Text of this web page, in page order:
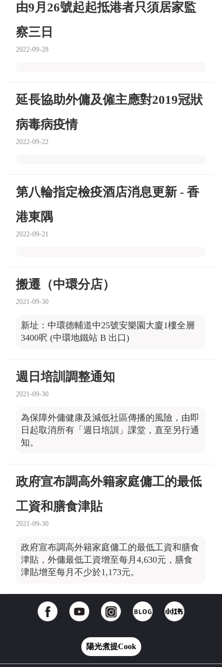
由9月26號起起抵港者只須居家監
察三日
2022-09-28
延長協助外傭及僱主應對2019冠狀
病毒病疫情
2022-09-22
第八輪指定檢疫酒店消息更新 - 香
港東隅
2022-09-21
搬遷（中環分店）
2021-09-30
新址：中環德輔道中25號安樂園大廈1樓全層
3400呎 (中環地鐵站 B 出口)
週日培訓調整通知
2021-09-30
為保障外傭健康及減低社區傳播的風險，由即
日起取消所有「週日培訓」課堂，直至另行通
知。
政府宣布調高外籍家庭傭工的最低
工資和膳食津貼
2021-09-30
政府宣布調高外籍家庭傭工的最低工資和膳食
津貼，外傭最低工資增至每月4,630元，膳食
津貼增至每月不少於1,173元。
陽光煮提Cook